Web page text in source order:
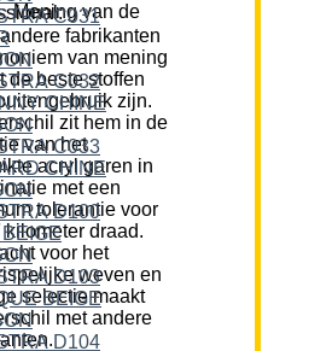
professional:
fabrikanten
van mening
de beste stoffen
zijn.
zit hem in de
van het
acryl garen in
met een
tolerantie voor
kilometer draad.
voor het
weven en
selectie maakt
met andere